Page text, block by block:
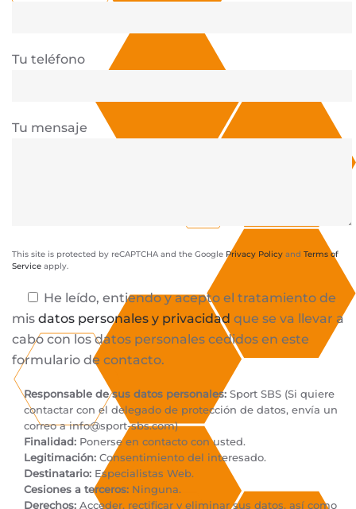
Tu teléfono
Tu mensaje
This site is protected by reCAPTCHA and the Google Privacy Policy and Terms of
Service apply.
He leído, entiendo y acepto el tratamiento de
mis datos personales y privacidad que se va llevar a
cabo con los datos personales cedidos en este
formulario de contacto.
Responsable de sus datos personales: Sport SBS (Si quiere
contactar con el delegado de protección de datos, envía un
correo ainfo@sport-sbs.com)
Finalidad: Ponerse en contacto con usted.
Legitimación: Consentimiento del interesado.
Destinatario: Especialistas Web.
Cesiones a terceros: Ninguna.
Derechos: Acceder, rectificar y eliminar sus datos, así como